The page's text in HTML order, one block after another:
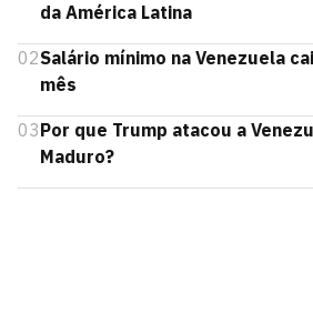
da América Latina
02Salário mínimo na Venezuela
mês
03Por que Trump atacou a
Maduro?